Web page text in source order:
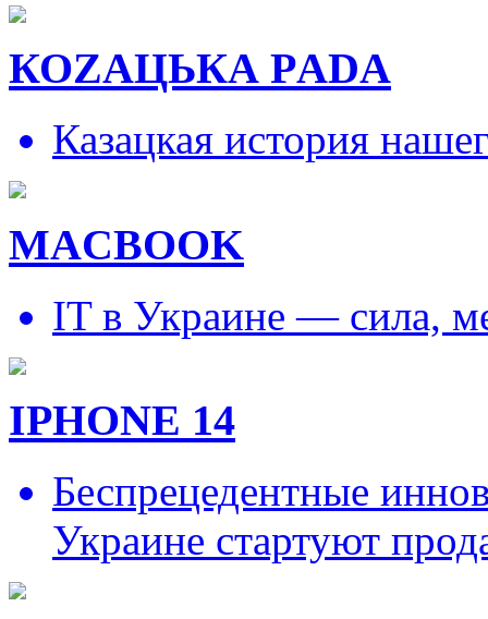
КОZAЦЬКА РADA
Казацкая история
MACBOOK
IT в Украине — сила,
IPHONE 14
Беспрецедентные
Украине стартуют